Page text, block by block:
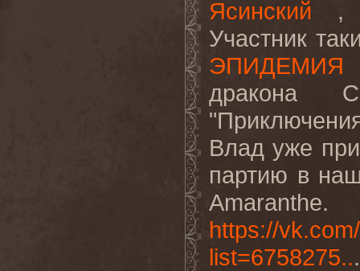
Ясинский ,
Участник
ЭПИДЕМИЯ
дракона
Влад уже
партию в
https://
list=6758275...